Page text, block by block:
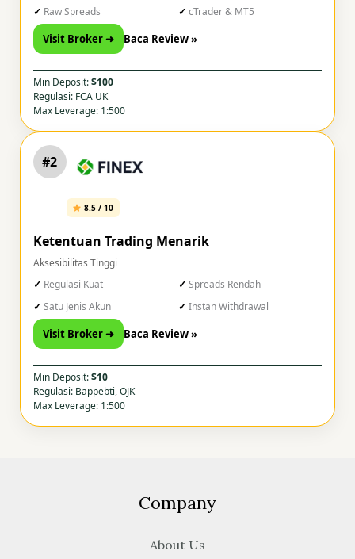
Raw Spreads
cTrader & MT5
Visit Broker ➜ Baca Review »
Min Deposit:$100
Regulasi: FCA UK
Max Leverage: 1:500
#2
8.5 / 10
Ketentuan Trading Menarik
Aksesibilitas Tinggi
Regulasi Kuat
Spreads Rendah
Satu Jenis Akun
Instan Withdrawal
Visit Broker ➜ Baca Review »
Min Deposit:$10
Regulasi: Bappebti, OJK
Max Leverage: 1:500
Company
About Us